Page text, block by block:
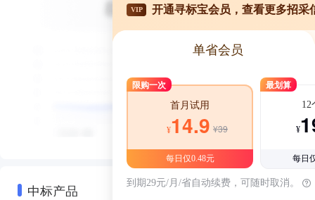
中标产品
VIP 开通寻标宝会员，查看更多招采
单省会员
限购一次
首月试用
¥14.9 ¥39
每日仅0.48元
最划算
12
¥
每日
到期29元/月/省自动续费，可随时取消。